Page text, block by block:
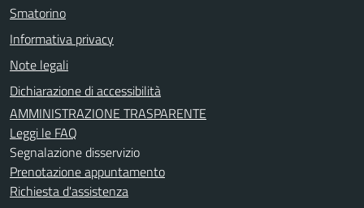
Smatorino
Informativa privacy
Note legali
Dichiarazione di accessibilità
AMMINISTRAZIONE TRASPARENTE
Leggi le FAQ
Segnalazione disservizio
Prenotazione appuntamento
Richiesta d'assistenza